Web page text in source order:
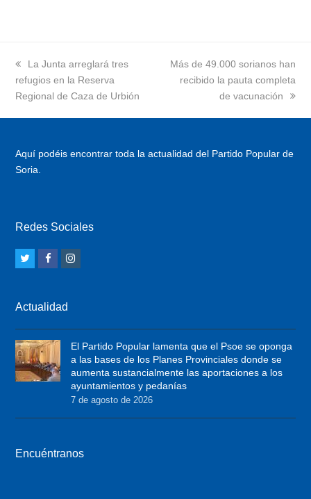
previous
post:
La Junta arreglará tres
refugios en la Reserva
Regional de Caza de Urbión
next
post:
Más de 49.000 sorianos han
recibido la pauta completa
de vacunación
Aquí podéis encontrar toda la actualidad del Partido Popular de
Soria.
Redes Sociales
t
t
e
r
F
e
b
o
a
g
r
a
Actualidad
El Partido Popular lamenta que el Psoe se oponga
a las bases de los Planes Provinciales donde se
aumenta sustancialmente las aportaciones a los
ayuntamientos y pedanías
7 de agosto de 2026
Encuéntranos